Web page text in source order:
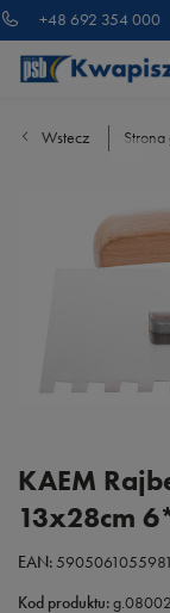
+48 692 354 000
Wstecz Strona
KAEM
13x28cm
EAN:5905061055981
Kod produktu: